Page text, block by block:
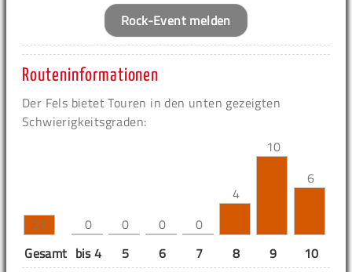
Rock-Event melden
Routeninformationen
Der Fels bietet Touren in den unten gezeigten
Schwierigkeitsgraden:
27 0 0 0 0
4
10
6
Gesamt bis 4 5 6 7 8 9 10